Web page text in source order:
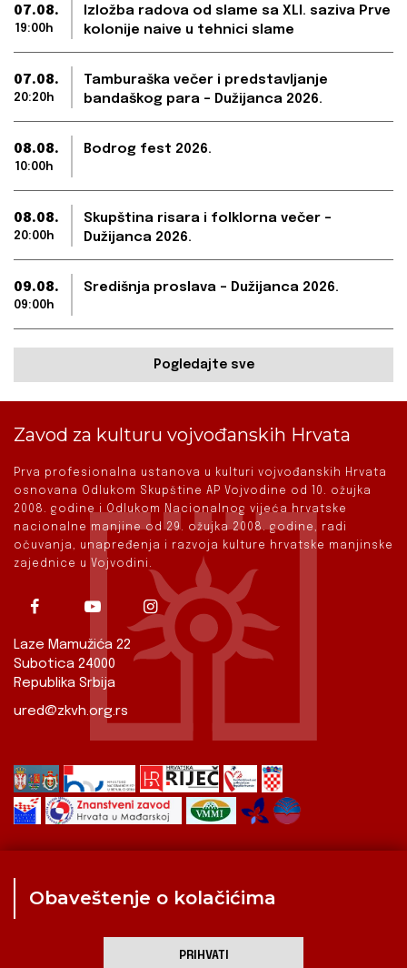
07.08.
19:00h
Izložba radova od slame sa XLI. saziva Prve
kolonije naive u tehnici slame
07.08.
20:20h
Tamburaška večer i predstavljanje
bandaškog para – Dužijanca 2026.
08.08.
10:00h
Bodrog fest 2026.
08.08.
20:00h
Skupština risara i folklorna večer –
Dužijanca 2026.
09.08.
09:00h
Središnja proslava – Dužijanca 2026.
Pogledajte sve
Zavod za kulturu vojvođanskih Hrvata
Prva profesionalna ustanova u kulturi vojvođanskih Hrvata
osnovana Odlukom Skupštine AP Vojvodine od 10. ožujka
2008. godine i Odlukom Nacionalnog vijeća hrvatske
nacionalne manjine od 29. ožujka 2008. godine, radi
očuvanja, unapređenja i razvoja kulture hrvatske manjinske
zajednice u Vojvodini.
Laze Mamužića 22
Subotica 24000
Republika Srbija
ured@zkvh.org.rs
Kulturna scena
Obaveštenje o kolačićima
PRIHVATI